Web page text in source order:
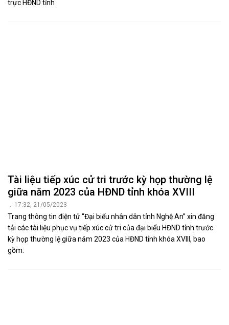
trực HĐND tỉnh
Tài liệu tiếp xúc cử tri trước kỳ họp thường lệ
giữa năm 2023 của HĐND tỉnh khóa XVIII
17:32, 21/05/2023
Trang thông tin điện tử “Đại biểu nhân dân tỉnh Nghệ An” xin đăng
tải các tài liệu phục vụ tiếp xúc cử tri của đại biểu HĐND tỉnh trước
kỳ họp thường lệ giữa năm 2023 của HĐND tỉnh khóa XVIII, bao
gồm: